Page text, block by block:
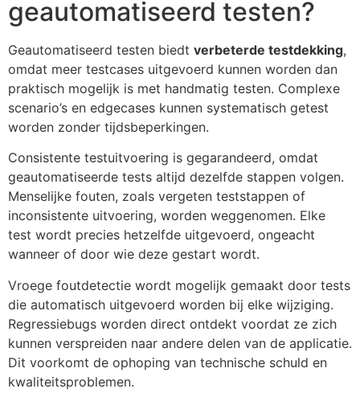
geautomatiseerd testen?
Geautomatiseerd testen biedt verbeterde testdekking,
omdat meer testcases uitgevoerd kunnen worden dan
praktisch mogelijk is met handmatig testen. Complexe
scenario’s en edgecases kunnen systematisch getest
worden zonder tijdsbeperkingen.
Consistente testuitvoering is gegarandeerd, omdat
geautomatiseerde tests altijd dezelfde stappen volgen.
Menselijke fouten, zoals vergeten teststappen of
inconsistente uitvoering, worden weggenomen. Elke
test wordt precies hetzelfde uitgevoerd, ongeacht
wanneer of door wie deze gestart wordt.
Vroege foutdetectie wordt mogelijk gemaakt door tests
die automatisch uitgevoerd worden bij elke wijziging.
Regressiebugs worden direct ontdekt voordat ze zich
kunnen verspreiden naar andere delen van de applicatie.
Dit voorkomt de ophoping van technische schuld en
kwaliteitsproblemen.